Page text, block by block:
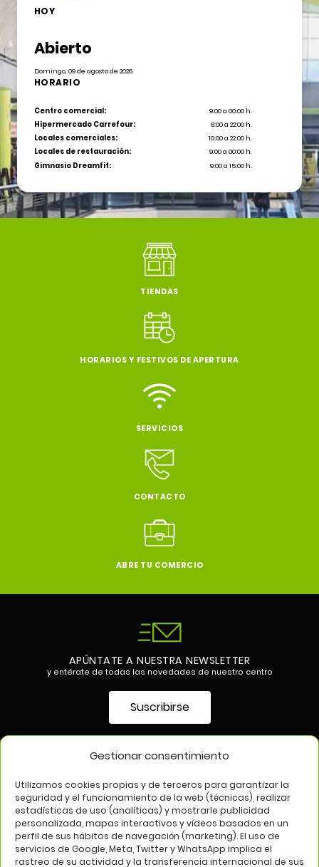
Gestionar consentimiento
Utilizamos cookies propias y de terceros para garantizar la
seguridad y el funcionamiento de la web (técnicas), realizar
estadísticas de uso (analíticas) y mostrarle publicidad
personalizada, mapas interactivos y vídeos basados en un
perfil de sus hábitos de navegación (marketing). El uso de
servicios de Google, Meta, Twitter y WhatsApp implica el
rastreo de su actividad y la transferencia internacional de sus
HOY
Abierto
Domingo, 09 de agosto de 2026
HORARIO
Centro comercial:
9:00 a 00:00 h.
Hipermercado Carrefour:
6:00 a 22:00 h.
Locales comerciales:
10:00 a 22:00 h.
Locales de restauración:
9:00 a 00:00 h.
Gimnasio Dreamfit:
9:00 a 15:00 h.
TIENDAS
HORARIOS Y FESTIVOS DE APERTURA
SERVICIOS
CONTACTO
ABRE TU COMERCIO
APÚNTATE A NUESTRA NEWSLETTER
y entérate de todas las novedades de nuestro centro
Suscribirse